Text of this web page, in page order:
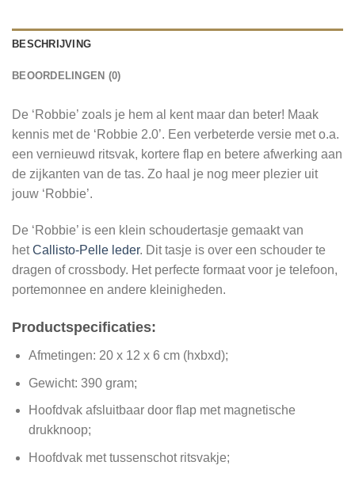
BESCHRIJVING
BEOORDELINGEN (0)
De ‘Robbie’ zoals je hem al kent maar dan beter! Maak
kennis met de ‘Robbie 2.0’. Een verbeterde versie met o.a.
een vernieuwd ritsvak, kortere flap en betere afwerking aan
de zijkanten van de tas. Zo haal je nog meer plezier uit
jouw ‘Robbie’.
De ‘Robbie’ is een klein schoudertasje gemaakt van
hetCallisto-Pelle leder. Dit tasje is over een schouder te
dragen of crossbody. Het perfecte formaat voor je telefoon,
portemonnee en andere kleinigheden.
Productspecificaties:
Afmetingen: 20 x 12 x 6 cm (hxbxd);
Gewicht: 390 gram;
Hoofdvak afsluitbaar door flap met magnetische
drukknoop;
Hoofdvak met tussenschot ritsvakje;